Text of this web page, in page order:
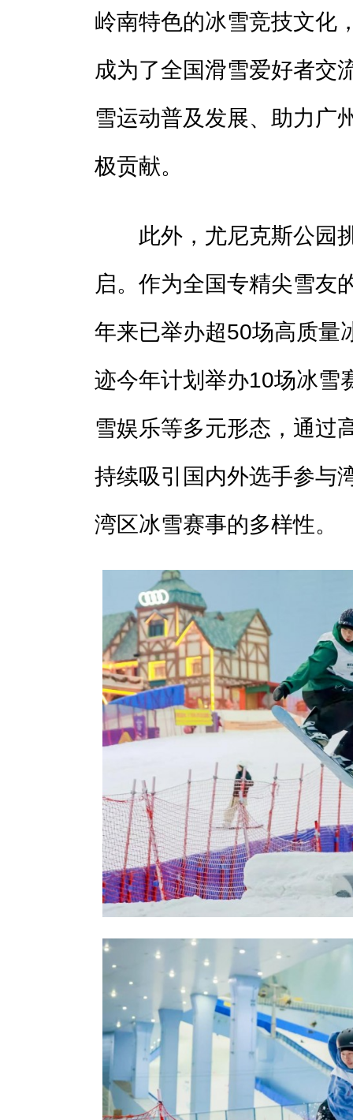
岭南特色的冰雪竞技文化
成为了全国滑雪爱好者交
雪运动普及发展、助力广
极贡献。
此外，尤尼克斯公园挑
启。作为全国专精尖雪友
年来已举办超50场高质量
迹今年计划举办10场冰雪
雪娱乐等多元形态，通过
持续吸引国内外选手参与
湾区冰雪赛事的多样性。